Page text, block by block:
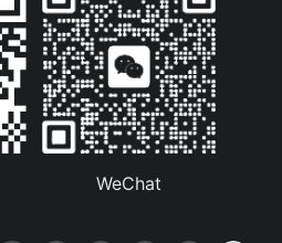
WeChat